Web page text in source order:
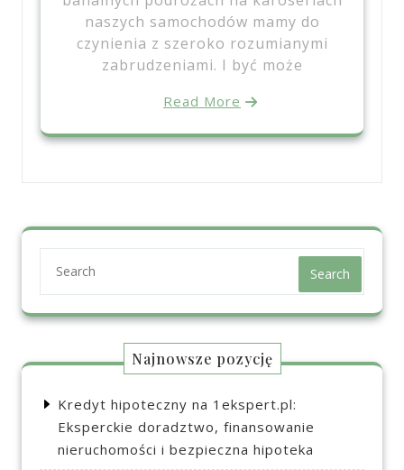
naszych samochodów mamy do
czynienia z szeroko rozumianymi
zabrudzeniami. I być może
Read More
Search
Najnowsze pozycję
Kredyt hipoteczny na 1ekspert.pl:
Eksperckie doradztwo, finansowanie
nieruchomości i bezpieczna hipoteka